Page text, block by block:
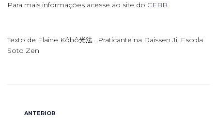
Para mais informações acesse ao site do CEBB.
Texto de Elaine Kôhô光法 . Praticante na Daissen Ji. Escola
Soto Zen
ANTERIOR